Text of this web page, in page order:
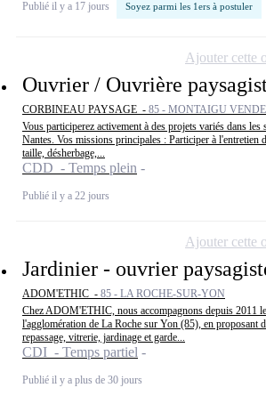
Publié il y a 17 jours Soyez parmi les 1ers à postuler
Ouvrier / Ouvrière
CORBINEAU PAYSAGE - 85 - MONTAIGU
Vous participerez activement à des projets variés dans les
Nantes. Vos missions principales : Participer à l'entretien
taille, désherbage,...
CDD - Temps plein
Publié il y a 22 jours
Ajouter cette
Jardinier - ouvrier
ADOM'ETHIC - 85 - LA ROCHE-SUR-YON
Chez ADOM'ETHIC, nous accompagnons depuis 2011
l'agglomération de La Roche sur Yon (85), en proposant
repassage, vitrerie, jardinage et garde...
CDI - Temps partiel
Publié il y a plus de 30 jours
Ajouter cette